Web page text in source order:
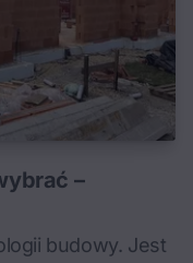
–
budowy. Jest